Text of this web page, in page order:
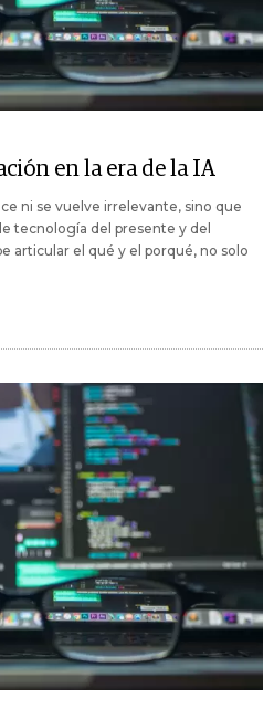
en la era de la IA
ni se vuelve irrelevante, sino que
tecnología del presente y del
articular el qué y el porqué, no solo